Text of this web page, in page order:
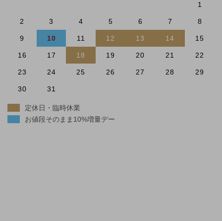
1
2 3 4 5 6 7 8
9 10 11 12 13 14 15
16 17 18 19 20 21 22
23 24 25 26 27 28 29
30 31
定休日・臨時休業
お値段そのまま10%増量デー